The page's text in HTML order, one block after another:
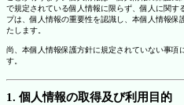
で規定されている個人情報に限らず、個人に関す
プは、個人情報の重要性を認識し、本個人情報
たします。
尚、本個人情報保護方針に規定されていない事項
す。
1. 個人情報の取得及び利用目的